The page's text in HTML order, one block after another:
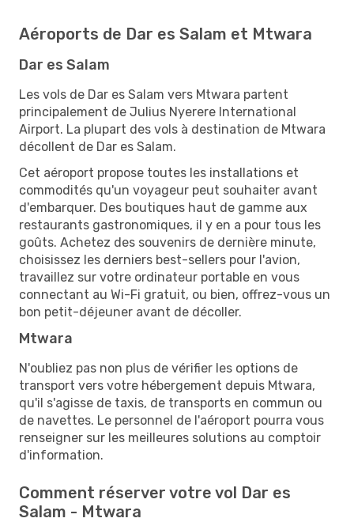
Aéroports de Dar es Salam et Mtwara
Dar es Salam
Les vols de Dar es Salam vers Mtwara partent
principalement de Julius Nyerere International
Airport. La plupart des vols à destination de Mtwara
décollent de Dar es Salam.
Cet aéroport propose toutes les installations et
commodités qu'un voyageur peut souhaiter avant
d'embarquer. Des boutiques haut de gamme aux
restaurants gastronomiques, il y en a pour tous les
goûts. Achetez des souvenirs de dernière minute,
choisissez les derniers best-sellers pour l'avion,
travaillez sur votre ordinateur portable en vous
connectant au Wi-Fi gratuit, ou bien, offrez-vous un
bon petit-déjeuner avant de décoller.
Mtwara
N'oubliez pas non plus de vérifier les options de
transport vers votre hébergement depuis Mtwara,
qu'il s'agisse de taxis, de transports en commun ou
de navettes. Le personnel de l'aéroport pourra vous
renseigner sur les meilleures solutions au comptoir
d'information.
Comment réserver votre vol Dar es
Salam - Mtwara